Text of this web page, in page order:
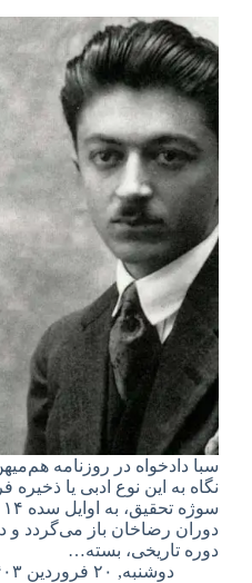
سبا دادخواه در روزنامه
نگاه به این نوع ادبی یا ذخیره
دوران رضاخان باز می‌گردد و
دوره تاریخی، بسته…
دوشنبه, ۲۰ فروردین ۱۴۰۳ – ۱۵:۳۳